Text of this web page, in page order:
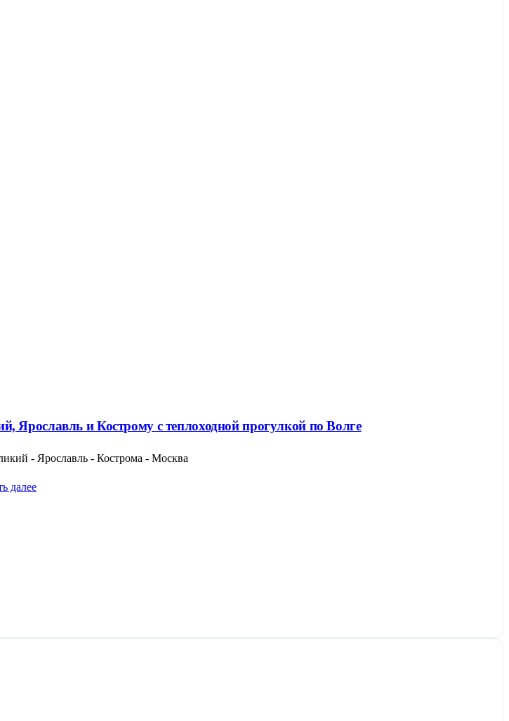
Ярославль и Кострому с теплоходной прогулкой по Волге
- Ярославль - Кострома - Москва
далее